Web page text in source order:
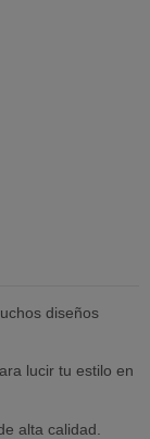
diseños
lucir tu estilo en
alta calidad.